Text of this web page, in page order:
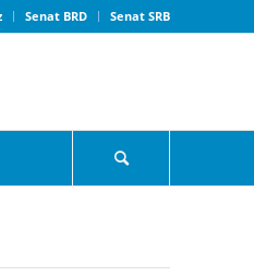
Senat BRD Senat SRB